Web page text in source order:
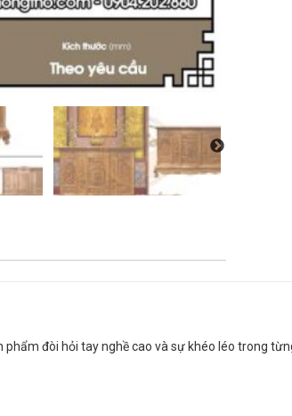
đòi hỏi tay nghề cao và sự khéo léo trong